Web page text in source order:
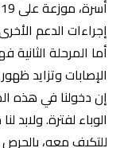
إجراءات الدعم
أما المرحلة
الإصابات وتزايد
إن دخولنا في هذه
الوباء لفترة. ولابد
للتكيف معه،